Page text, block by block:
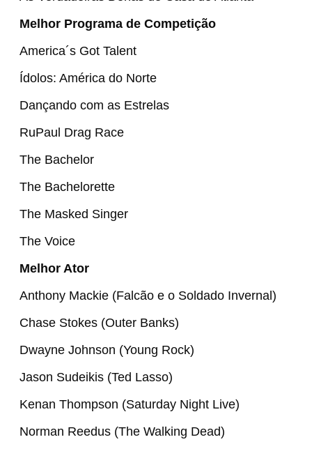
Melhor Programa de Competição
America´s Got Talent
Ídolos: América do Norte
Dançando com as Estrelas
RuPaul Drag Race
The Bachelor
The Bachelorette
The Masked Singer
The Voice
Melhor Ator
Anthony Mackie (Falcão e o Soldado Invernal)
Chase Stokes (Outer Banks)
Dwayne Johnson (Young Rock)
Jason Sudeikis (Ted Lasso)
Kenan Thompson (Saturday Night Live)
Norman Reedus (The Walking Dead)